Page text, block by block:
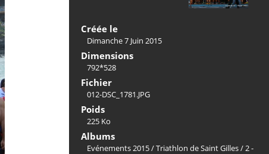
Créée le
Dimanche 7 Juin 2015
Dimensions
792*528
Fichier
012-DSC_1781.JPG
Poids
225 Ko
Albums
Evénements 2015/Triathlon de Saint Gilles/2 -